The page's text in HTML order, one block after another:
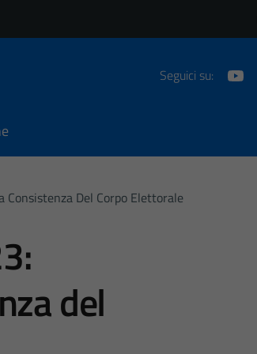
Seguici su:
Del Corpo Elettorale
del